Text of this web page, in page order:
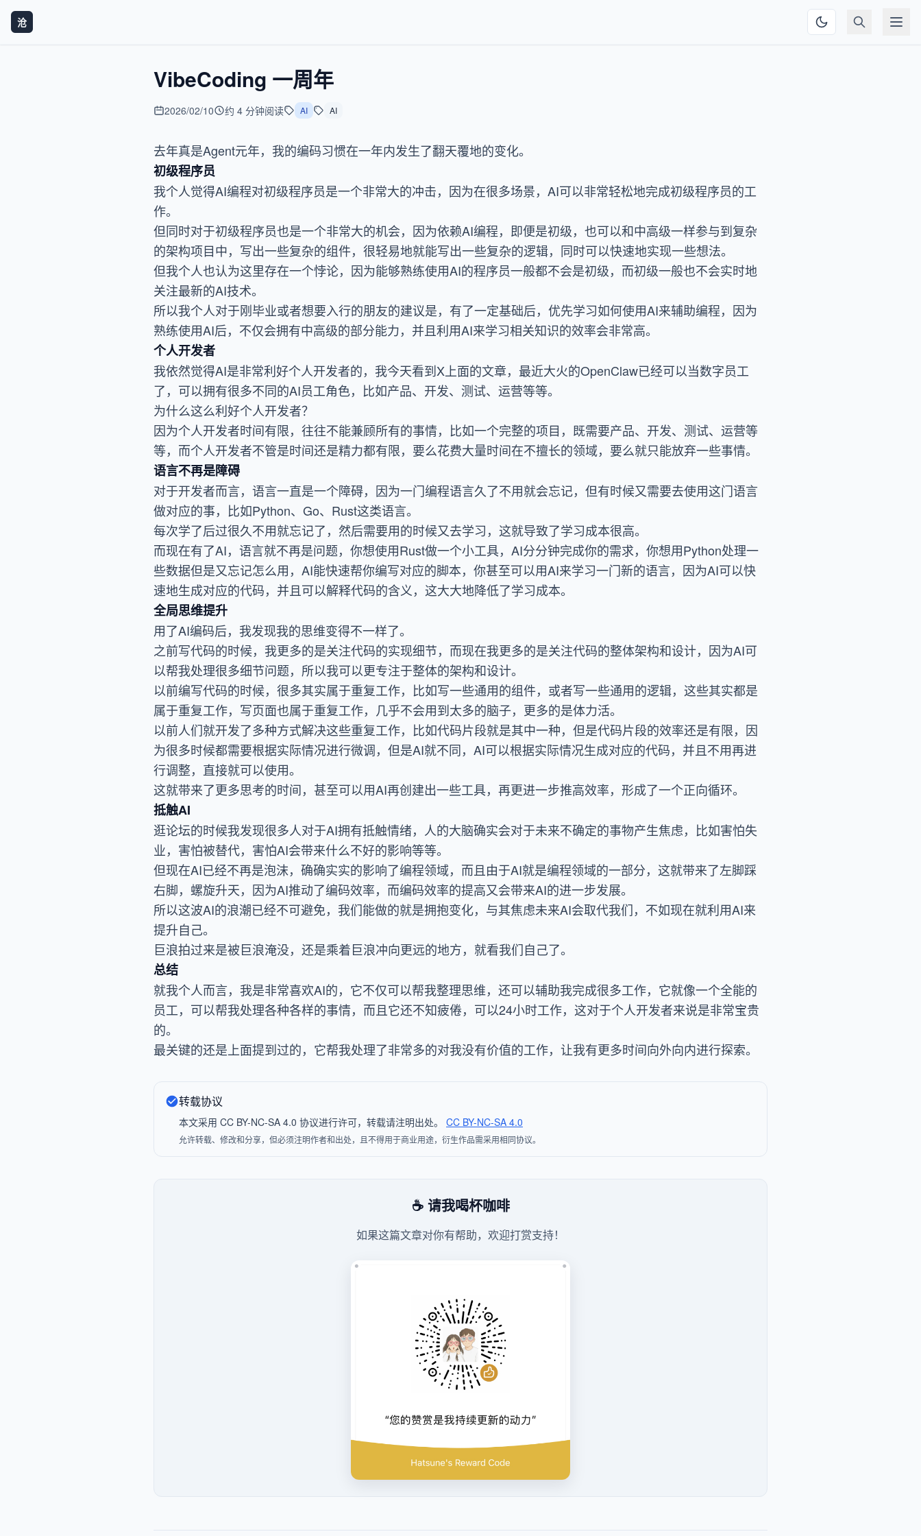
沧
VibeCoding 一周年
2026/02/10 约 4 分钟阅读 AI AI
去年真是Agent元年，我的编码习惯在一年内发生了翻天覆地的变化。
初级程序员
我个人觉得AI编程对初级程序员是一个非常大的冲击，因为在很多场景，AI可以非常轻松地完成初级程序员的工
作。
但同时对于初级程序员也是一个非常大的机会，因为依赖AI编程，即便是初级，也可以和中高级一样参与到复杂
的架构项目中，写出一些复杂的组件，很轻易地就能写出一些复杂的逻辑，同时可以快速地实现一些想法。
但我个人也认为这里存在一个悖论，因为能够熟练使用AI的程序员一般都不会是初级，而初级一般也不会实时地
关注最新的AI技术。
所以我个人对于刚毕业或者想要入行的朋友的建议是，有了一定基础后，优先学习如何使用AI来辅助编程，因为
熟练使用AI后，不仅会拥有中高级的部分能力，并且利用AI来学习相关知识的效率会非常高。
个人开发者
我依然觉得AI是非常利好个人开发者的，我今天看到X上面的文章，最近大火的OpenClaw已经可以当数字员工
了，可以拥有很多不同的AI员工角色，比如产品、开发、测试、运营等等。
为什么这么利好个人开发者？
因为个人开发者时间有限，往往不能兼顾所有的事情，比如一个完整的项目，既需要产品、开发、测试、运营等
等，而个人开发者不管是时间还是精力都有限，要么花费大量时间在不擅长的领域，要么就只能放弃一些事情。
语言不再是障碍
对于开发者而言，语言一直是一个障碍，因为一门编程语言久了不用就会忘记，但有时候又需要去使用这门语言
做对应的事，比如Python、Go、Rust这类语言。
每次学了后过很久不用就忘记了，然后需要用的时候又去学习，这就导致了学习成本很高。
而现在有了AI，语言就不再是问题，你想使用Rust做一个小工具，AI分分钟完成你的需求，你想用Python处理一
些数据但是又忘记怎么用，AI能快速帮你编写对应的脚本，你甚至可以用AI来学习一门新的语言，因为AI可以快
速地生成对应的代码，并且可以解释代码的含义，这大大地降低了学习成本。
全局思维提升
用了AI编码后，我发现我的思维变得不一样了。
之前写代码的时候，我更多的是关注代码的实现细节，而现在我更多的是关注代码的整体架构和设计，因为AI可
以帮我处理很多细节问题，所以我可以更专注于整体的架构和设计。
以前编写代码的时候，很多其实属于重复工作，比如写一些通用的组件，或者写一些通用的逻辑，这些其实都是
属于重复工作，写页面也属于重复工作，几乎不会用到太多的脑子，更多的是体力活。
以前人们就开发了多种方式解决这些重复工作，比如代码片段就是其中一种，但是代码片段的效率还是有限，因
为很多时候都需要根据实际情况进行微调，但是AI就不同，AI可以根据实际情况生成对应的代码，并且不用再进
行调整，直接就可以使用。
这就带来了更多思考的时间，甚至可以用AI再创建出一些工具，再更进一步推高效率，形成了一个正向循环。
抵触AI
逛论坛的时候我发现很多人对于AI拥有抵触情绪，人的大脑确实会对于未来不确定的事物产生焦虑，比如害怕失
业，害怕被替代，害怕AI会带来什么不好的影响等等。
但现在AI已经不再是泡沫，确确实实的影响了编程领域，而且由于AI就是编程领域的一部分，这就带来了左脚踩
右脚，螺旋升天，因为AI推动了编码效率，而编码效率的提高又会带来AI的进一步发展。
所以这波AI的浪潮已经不可避免，我们能做的就是拥抱变化，与其焦虑未来AI会取代我们，不如现在就利用AI来
提升自己。
巨浪拍过来是被巨浪淹没，还是乘着巨浪冲向更远的地方，就看我们自己了。
总结
就我个人而言，我是非常喜欢AI的，它不仅可以帮我整理思维，还可以辅助我完成很多工作，它就像一个全能的
员工，可以帮我处理各种各样的事情，而且它还不知疲倦，可以24小时工作，这对于个人开发者来说是非常宝贵
的。
最关键的还是上面提到过的，它帮我处理了非常多的对我没有价值的工作，让我有更多时间向外向内进行探索。
转载协议
本文采用 CC BY-NC-SA 4.0 协议进行许可，转载请注明出处。 CC BY-NC-SA 4.0
允许转载、修改和分享，但必须注明作者和出处，且不得用于商业用途，衍生作品需采用相同协议。
☕ 请我喝杯咖啡
如果这篇文章对你有帮助，欢迎打赏支持！